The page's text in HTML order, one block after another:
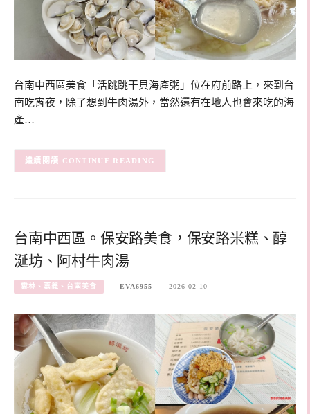
台南中西區美食「活跳跳干貝海產粥」位在府前路上，來到台
南吃宵夜，除了想到牛肉湯外，當然還有在地人也會來吃的海
產…
CONTINUE READING
台南中西區。保安路美食，保安路米糕、醇
涎坊、阿村牛肉湯
雲林、嘉義、台南美食 EVA6955 2026-02-10